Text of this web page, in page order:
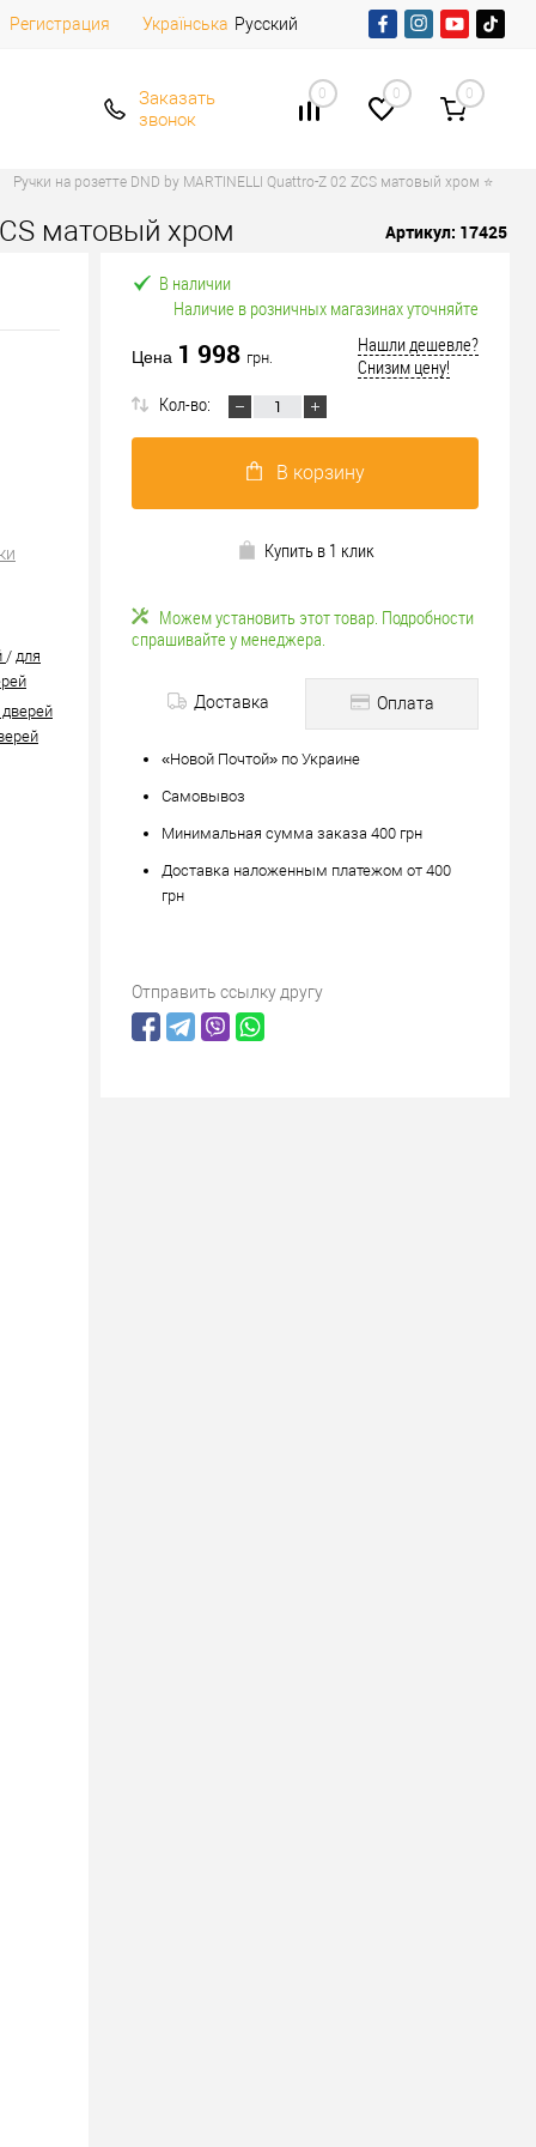
Регистрация Українська Русский
Заказать
звонок
0 0 0
Ручки на розетте DND by MARTINELLI Quattro-Z 02 ZCS матовый хром ⭐
матовый хром Артикул: 17425
/ для
В наличии
Наличие в розничных магазинах уточняйте
Цена 1 998 грн.
Нашли дешевле?
Снизим цену!
Кол-во:
В корзину
Купить в 1 клик
Можем установить этот товар. Подробности
спрашивайте у менеджера.
Доставка Оплата
«Новой Почтой» по Украине
Самовывоз
Минимальная сумма заказа 400 грн
Доставка наложенным платежом от 400
грн
Отправить ссылку другу